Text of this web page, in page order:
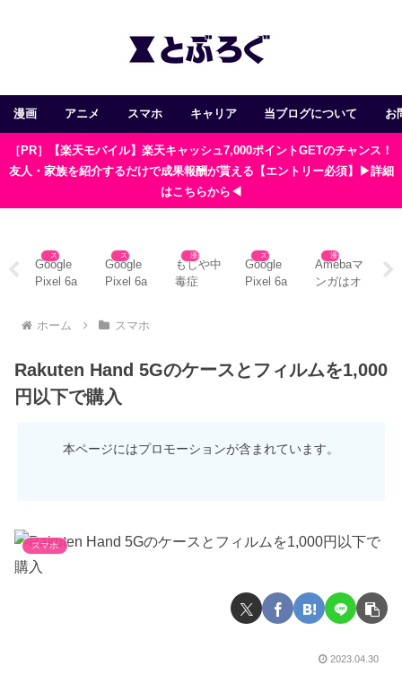
漫画 アニメ スマホ キャリア 当ブログについて お
［PR］【楽天モバイル】楽天キャッシュ7,000ポイントGETのチャンス！
友人・家族を紹介するだけで成果報酬が貰える【エントリー必須】▶詳細
はこちらから◀
スマホ
Google
Pixel 6a
と指紋認
い件
スマホ
Google
Pixel 6a
ックが無
すすめの
漫画
もしや中
毒症
おすすめ
の対処法
スマホ
Google
Pixel 6a
の対処法
4選
漫画
Amebaマ
ンガはオ
方と注意
点3つ
法
ホーム スマホ
Rakuten Hand 5Gのケースとフィルムを1,000
円以下で購入
本ページにはプロモーションが含まれています。
スマホ
2023.04.30